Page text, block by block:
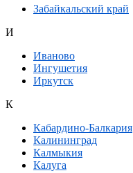
Забайкальский край
И
Иваново
Ингушетия
Иркутск
К
Кабардино-Балкария
Калининград
Калмыкия
Калуга